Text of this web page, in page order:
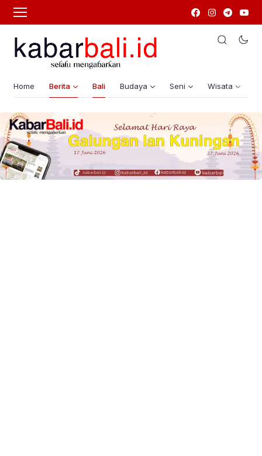
Home Berita Bali Budaya Seni Wisata